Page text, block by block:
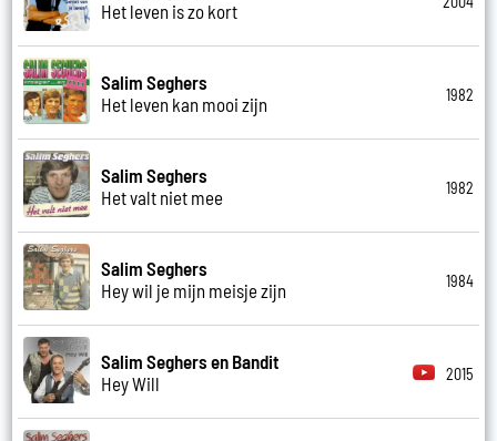
Het leven is zo kort
Salim Seghers
Het leven kan mooi zijn
1982
Salim Seghers
Het valt niet mee
1982
Salim Seghers
Hey wil je mijn meisje zijn
1984
Salim Seghers en Bandit
Hey Will
2015